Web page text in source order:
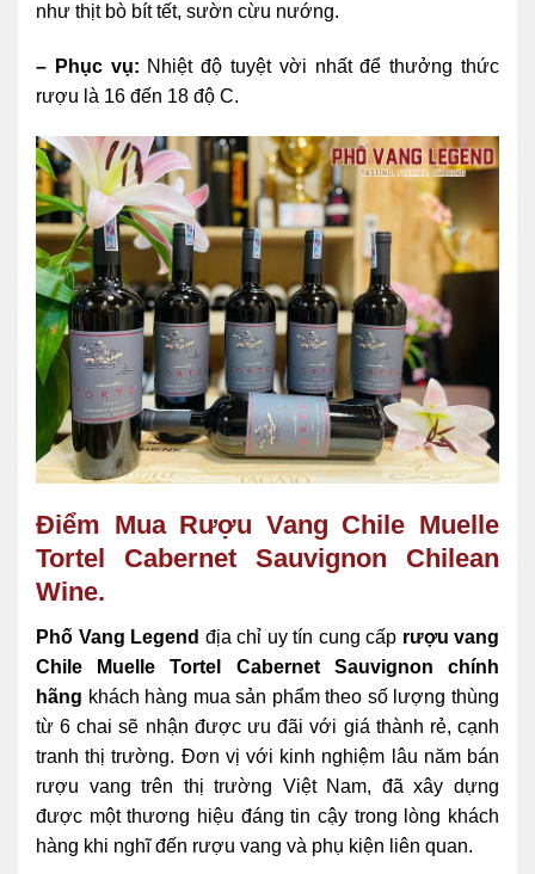
như thịt bò bít tết, sườn cừu nướng.
– Phục vụ: Nhiệt độ tuyệt vời nhất để thưởng thức
rượu là 16 đến 18 độ C.
Điểm Mua Rượu Vang Chile Muelle
Tortel Cabernet Sauvignon Chilean
Wine.
Phố Vang Legend địa chỉ uy tín cung cấp rượu vang
Chile Muelle Tortel Cabernet Sauvignon chính
hãng khách hàng mua sản phẩm theo số lượng thùng
từ 6 chai sẽ nhận được ưu đãi với giá thành rẻ, cạnh
tranh thị trường. Đơn vị với kinh nghiệm lâu năm bán
rượu vang trên thị trường Việt Nam, đã xây dựng
được một thương hiệu đáng tin cậy trong lòng khách
hàng khi nghĩ đến rượu vang và phụ kiện liên quan.